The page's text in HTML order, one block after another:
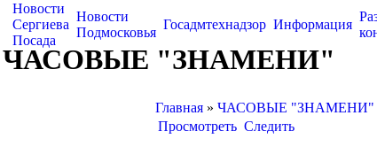
Новости
Сергиева
Посада
Новости
Подмосковья
Госадмтехнадзор Информация
ЧАСОВЫЕ "ЗНАМЕНИ"
Главная » ЧАСОВЫЕ "ЗНАМЕНИ"
Просмотреть Следить